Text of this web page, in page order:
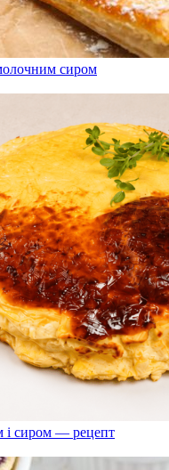
сиром
і сиром — рецепт